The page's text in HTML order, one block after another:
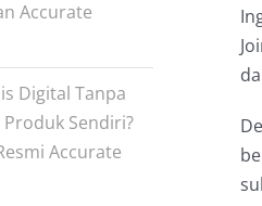
Accurate
Digital Tanpa
Sendiri?
Accurate